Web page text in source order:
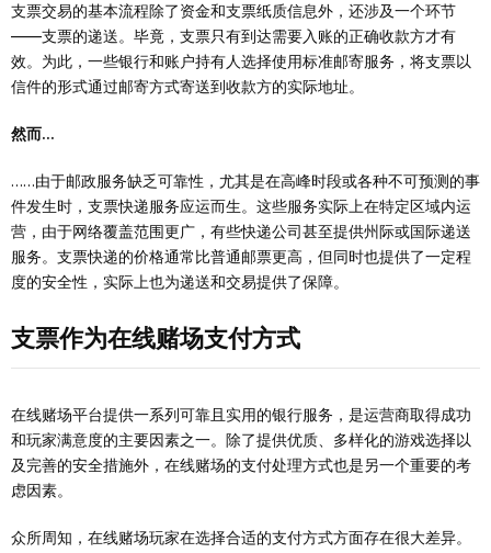
支票交易的基本流程除了资金和支票纸质信息外，还涉及一个环节
——支票的递送。毕竟，支票只有到达需要入账的正确收款方才有
效。为此，一些银行和账户持有人选择使用标准邮寄服务，将支票以
信件的形式通过邮寄方式寄送到收款方的实际地址。
然而...
……由于邮政服务缺乏可靠性，尤其是在高峰时段或各种不可预测的事
件发生时，支票快递服务应运而生。这些服务实际上在特定区域内运
营，由于网络覆盖范围更广，有些快递公司甚至提供州际或国际递送
服务。支票快递的价格通常比普通邮票更高，但同时也提供了一定程
度的安全性，实际上也为递送和交易提供了保障。
支票作为在线赌场支付方式
在线赌场平台提供一系列可靠且实用的银行服务，是运营商取得成功
和玩家满意度的主要因素之一。除了提供优质、多样化的游戏选择以
及完善的安全措施外，在线赌场的支付处理方式也是另一个重要的考
虑因素。
众所周知，在线赌场玩家在选择合适的支付方式方面存在很大差异。